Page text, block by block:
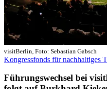
visitBerlin, Foto: Sebastian Gabsch
Kongressfonds für nachhaltiges
Führungswechsel bei